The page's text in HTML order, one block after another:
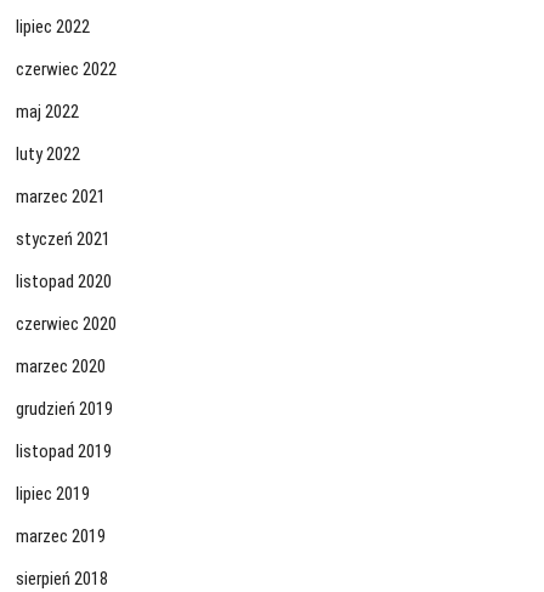
lipiec 2022
czerwiec 2022
maj 2022
luty 2022
marzec 2021
styczeń 2021
listopad 2020
czerwiec 2020
marzec 2020
grudzień 2019
listopad 2019
lipiec 2019
marzec 2019
sierpień 2018